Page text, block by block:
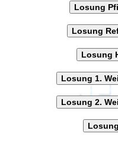
Losung
Losung
Losung
Losung 1.
Losung 2.